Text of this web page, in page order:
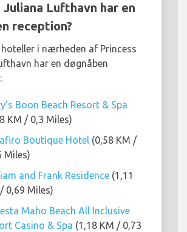
Juliana Lufthavn har en
reception?
hoteller i nærheden af Princess
har en døgnåben
Boon Beach Resort & Spa
KM / 0,3 Miles)
Boutique Hotel (0,58 KM /
Miles)
and Frank Residence (1,11
0,69 Miles)
Maho Beach All Inclusive
Casino & Spa (1,18 KM / 0,73